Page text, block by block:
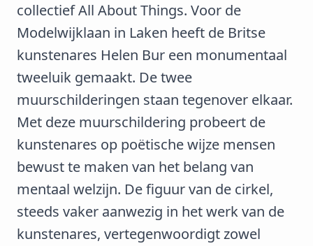
collectiefAll About Things. Voor de
Modelwijklaan in Laken heeft de Britse
kunstenares Helen Bur een monumentaal
tweeluik gemaakt. De twee
muurschilderingen staan tegenover elkaar.
Met deze muurschildering probeert de
kunstenares op poëtische wijze mensen
bewust te maken van het belang van
mentaal welzijn. De figuur van de cirkel,
steeds vaker aanwezig in het werk van de
kunstenares, vertegenwoordigt zowel